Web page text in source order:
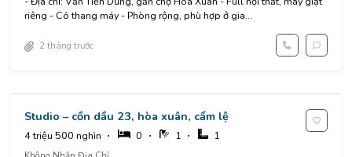
riêng - Có thang máy - Phòng rộng, phù hợp ở gia...
2 tháng trước
Studio – cồn dầu 23, hòa xuân, cẩm lệ
4 triệu 500 nghìn 0 1 1